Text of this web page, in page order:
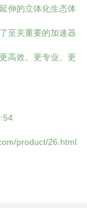
伸的立体化生态体
至关重要的加速器
高效、更专业、更
product/26.html